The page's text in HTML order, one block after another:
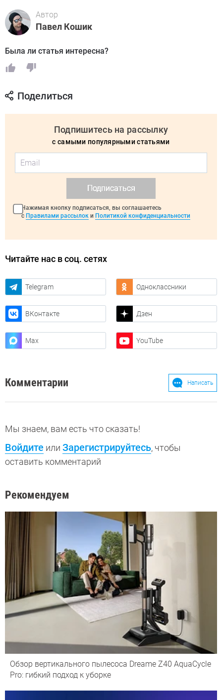
Автор
Павел Кошик
Была ли статья интересна?
Поделиться
Подпишитесь на рассылку
с самыми популярными статьями
Подписаться
Нажимая кнопку подписаться, вы соглашаетесь
с Правилами рассылок и Политикой конфиденциальности
Читайте нас в соц. сетях
Telegram Одноклассники
ВКонтакте Дзен
Max YouTube
Комментарии Написать
Мы знаем, вам есть что сказать!
Войдите или Зарегистрируйтесь, чтобы
оставить комментарий
Рекомендуем
Обзор вертикального пылесоса Dreame Z40 AquaCycle
Pro: гибкий подход к уборке